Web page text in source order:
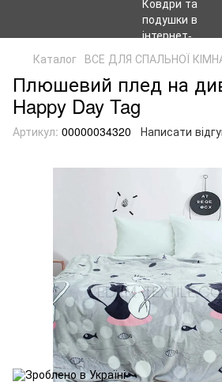
Каталог ВСЕ ДЛЯ СПАЛЬНОЇ
Плюшевий плед на
Happy Day Tag
Артикул: 00000034320 Написати